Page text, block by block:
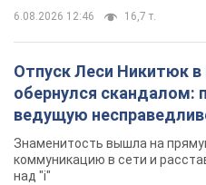
6.08.2026 12:46 16,7 т.
Отпуск Леси Никитюк в
обернулся скандалом:
ведущую
Знаменитость вышла на
коммуникацию в сети и
над "i"